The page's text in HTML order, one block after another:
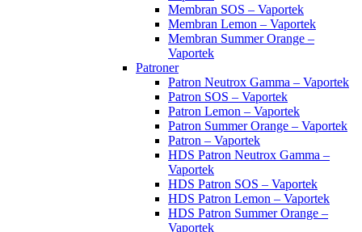
Membran SOS – Vaportek
Membran Lemon – Vaportek
Membran Summer Orange –
Vaportek
Patroner
Patron Neutrox Gamma – Vaportek
Patron SOS – Vaportek
Patron Lemon – Vaportek
Patron Summer Orange – Vaportek
Patron – Vaportek
HDS Patron Neutrox Gamma –
Vaportek
HDS Patron SOS – Vaportek
HDS Patron Lemon – Vaportek
HDS Patron Summer Orange –
Vaportek